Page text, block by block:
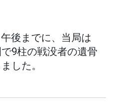
後までに、当局は
9柱の戦没者の遺骨
した。